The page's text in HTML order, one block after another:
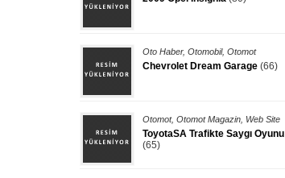
Oto Haber, Otomobil, Otomot
Chevrolet Dream Garage (66)
Otomot, Otomot Magazin Web Site
ToyotaSA Trafikte Saygı Oyunu
(65)